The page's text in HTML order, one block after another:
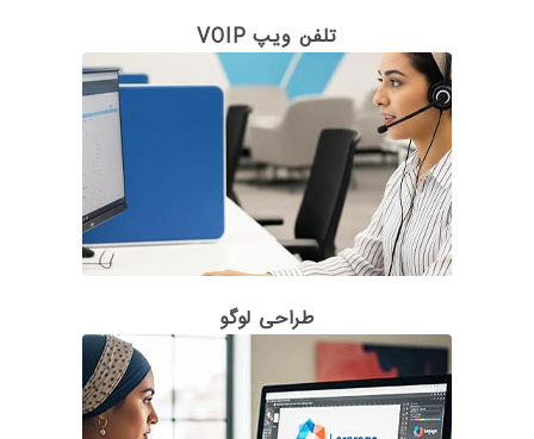
تلفن ویپ VOIP
طراحی لوگو